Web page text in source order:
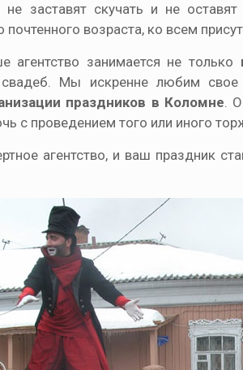
не заставят скучать и не
почтенного возраста, ко всем
агентство занимается не только
свадеб. Мы искренне любим
праздников в Коломне.
с проведением того или иного
агентство, и ваш праздник